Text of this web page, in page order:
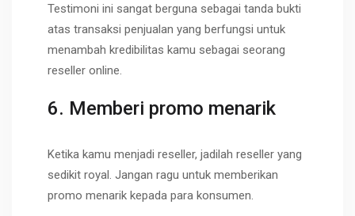
Testimoni ini sangat berguna sebagai tanda bukti
atas transaksi penjualan yang berfungsi untuk
menambah kredibilitas kamu sebagai seorang
reseller online.
6. Memberi promo menarik
Ketika kamu menjadi reseller, jadilah reseller yang
sedikit royal. Jangan ragu untuk memberikan
promo menarik kepada para konsumen.